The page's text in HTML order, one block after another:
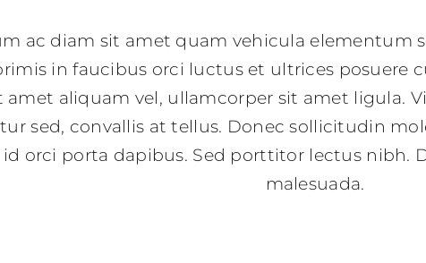
ac diam sit amet quam vehicula elementum
in faucibus orci luctus et ultrices posuere
amet aliquam vel, ullamcorper sit amet ligula.
sed, convallis at tellus. Donec sollicitudin
orci porta dapibus. Sed porttitor lectus nibh.
malesuada.